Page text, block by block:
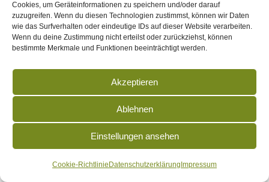
Cookies, um Geräteinformationen zu speichern und/oder darauf
zuzugreifen. Wenn du diesen Technologien zustimmst, können wir Daten
wie das Surfverhalten oder eindeutige IDs auf dieser Website verarbeiten.
Wenn du deine Zustimmung nicht erteilst oder zurückziehst, können
bestimmte Merkmale und Funktionen beeinträchtigt werden.
Akzeptieren
Ablehnen
Einstellungen ansehen
Cookie-Richtlinie Datenschutzerklärung Impressum
YouTube hergestellt. Dabei wird dem YouTube-
Server mitgeteilt, welche unserer Seiten Sie
besucht haben. Wenn Sie in Ihrem YouTube-
persönlichen Profil zuzuordnen. Dies können Sie
verhindern, indem Sie sich aus Ihrem YouTube-
Account ausloggen.
Des Weiteren kann YouTube nach Starten eines
Videos verschiedene Cookies auf Ihrem Endgerät